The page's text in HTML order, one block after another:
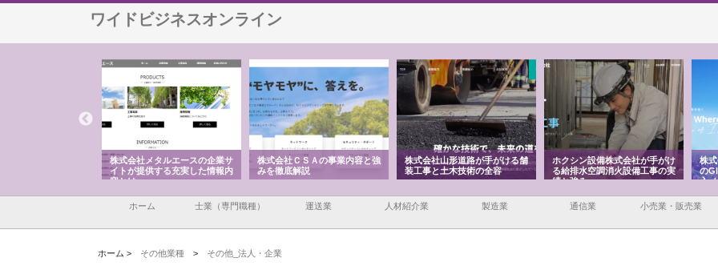
ワイドビジネスオンライン
株式会社ＣＳＡの事業内容と強
みを徹底解説
株式会社山形道路が手がける舗
装工事と土木技術の全容
ホクシン設備株式会社が手がけ
る給排水空調消火設備工事の実
績と強み
株式会社東京シー・エム・シー
のGISインフラ管理システム導
入メリット
ホーム 士業（専門職種） 運送業 人材紹介業 製造業 通信業 小売業・販売業
ホーム > その他業種 > その他_法人・企業